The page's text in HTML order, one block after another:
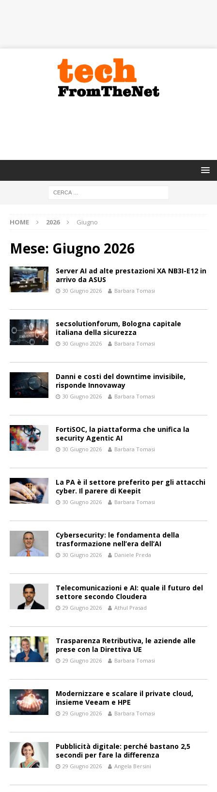
HOME 2026 Giugno
Mese: Giugno 2026
Server AI ad alte prestazioni XA NB3I-E12 in
arrivo da ASUS
30 Giugno 2026 Barbara Tomasi
secsolutionforum, Bologna capitale
italiana della sicurezza
30 Giugno 2026 Barbara Tomasi
Danni e costi del downtime invisibile,
risponde Innovaway
30 Giugno 2026 Barbara Tomasi
FortiSOC, la piattaforma che unifica la
security Agentic AI
30 Giugno 2026 Barbara Tomasi
La PA è il settore preferito per gli attacchi
cyber. Il parere di Keepit
30 Giugno 2026 Barbara Tomasi
Cybersecurity: le fondamenta della
trasformazione nell’era dell’AI
30 Giugno 2026 Daniele Preda
Telecomunicazioni e AI: quale il futuro del
settore secondo Cloudera
29 Giugno 2026 Athul Prasad
Trasparenza Retributiva, le aziende alle
prese con la Direttiva UE
29 Giugno 2026 Barbara Tomasi
Modernizzare e scalare il private cloud,
insieme Veeam e HPE
29 Giugno 2026 Barbara Tomasi
Pubblicità digitale: perché bastano 2,5
secondi per fare la differenza
29 Giugno 2026 Angela Bersini